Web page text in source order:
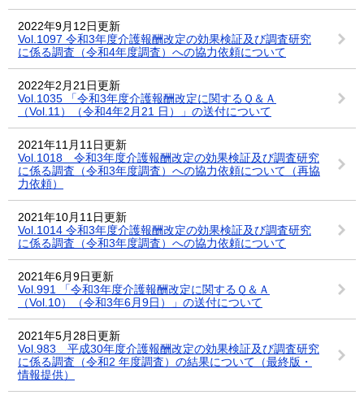
2022年9月12日更新
Vol.1097 令和3年度介護報酬改定の効果検証及び調査研究
に係る調査（令和4年度調査）への協力依頼について
2022年2月21日更新
Vol.1035 「令和3年度介護報酬改定に関するＱ＆Ａ
（Vol.11）（令和4年2月21 日）」の送付について
2021年11月11日更新
Vol.1018 令和3年度介護報酬改定の効果検証及び調査研究
に係る調査（令和3年度調査）への協力依頼について（再協
力依頼）
2021年10月11日更新
Vol.1014 令和3年度介護報酬改定の効果検証及び調査研究
に係る調査（令和3年度調査）への協力依頼について
2021年6月9日更新
Vol.991 「令和3年度介護報酬改定に関するＱ＆Ａ
（Vol.10）（令和3年6月9日）」の送付について
2021年5月28日更新
Vol.983 平成30年度介護報酬改定の効果検証及び調査研究
に係る調査（令和2 年度調査）の結果について（最終版・
情報提供）